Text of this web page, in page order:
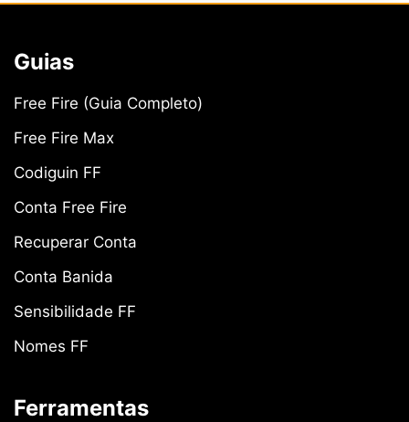
Guias
Free Fire (Guia Completo)
Free Fire Max
Codiguin FF
Conta Free Fire
Recuperar Conta
Conta Banida
Sensibilidade FF
Nomes FF
Ferramentas